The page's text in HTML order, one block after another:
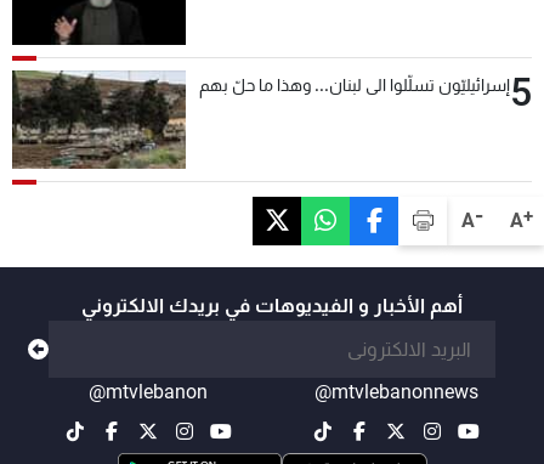
A+
A-
5إسرائيليّون تسلّلوا الى لبنان... وهذا ما حلّ بهم
أهم الأخبار و الفيديوهات في بريدك الالكتروني
@mtvlebanonnews
@mtvlebanon